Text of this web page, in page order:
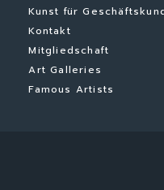
Kunst für
Kontakt
Mitgliedschaft
Art Galleries
Famous Artists